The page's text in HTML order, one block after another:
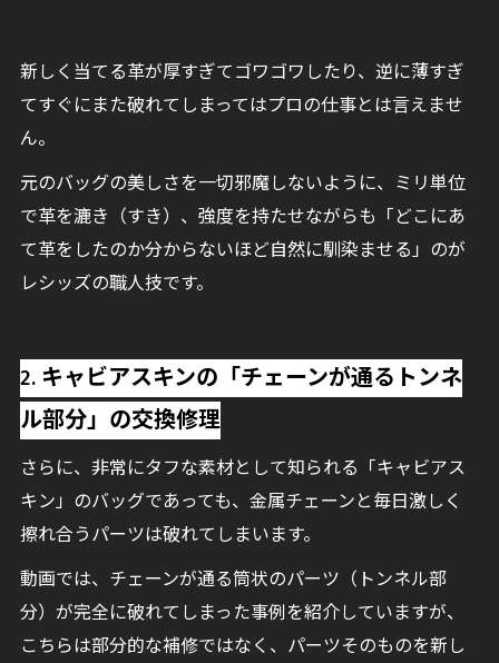
新しく当てる革が厚すぎてゴワゴワしたり、逆に薄すぎ
てすぐにまた破れてしまってはプロの仕事とは言えませ
ん。
元のバッグの美しさを一切邪魔しないように、ミリ単位
で革を漉き（すき）、強度を持たせながらも「どこにあ
て革をしたのか分からないほど自然に馴染ませる」のが
レシッズの職人技です。
2. キャビアスキンの「チェーンが通るトンネ
ル部分」の交換修理
さらに、非常にタフな素材として知られる「キャビアス
キン」のバッグであっても、金属チェーンと毎日激しく
擦れ合うパーツは破れてしまいます。
動画では、チェーンが通る筒状のパーツ（トンネル部
分）が完全に破れてしまった事例を紹介していますが、
こちらは部分的な補修ではなく、パーツそのものを新し